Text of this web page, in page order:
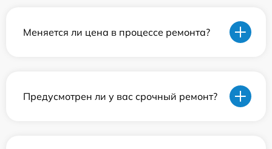
Меняется ли цена в процессе ремонта?
Предусмотрен ли у вас срочный ремонт?